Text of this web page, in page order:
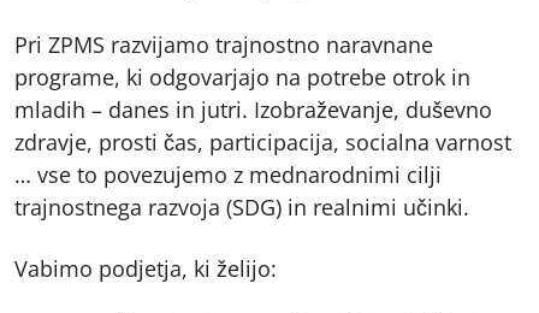
Pri ZPMS razvijamo trajnostno naravnane
programe, ki odgovarjajo na potrebe otrok in
mladih – danes in jutri. Izobraževanje, duševno
zdravje, prosti čas, participacija, socialna varnost
… vse to povezujemo z mednarodnimi cilji
trajnostnega razvoja (SDG) in realnimi učinki.
Vabimo podjetja, ki želijo: